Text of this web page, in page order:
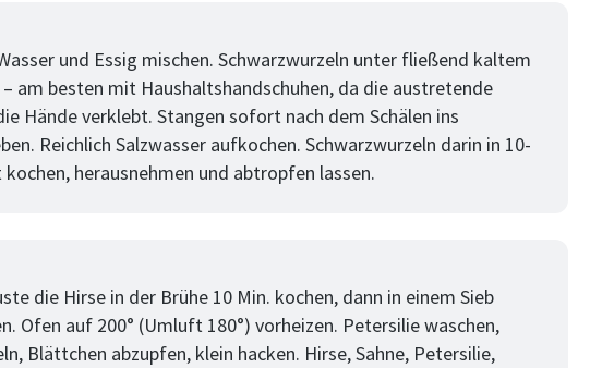
und Essig mischen. Schwarzwurzeln unter fließend kaltem
– am besten mit Haushaltshandschuhen, da die austretende
Hände verklebt. Stangen sofort nach dem Schälen ins
Reichlich Salzwasser aufkochen. Schwarzwurzeln darin in 10-
herausnehmen und abtropfen lassen.
die Hirse in der Brühe 10 Min. kochen, dann in einem Sieb
Ofen auf 200° (Umluft 180°) vorheizen. Petersilie waschen,
Blättchen abzupfen, klein hacken. Hirse, Sahne, Petersilie,